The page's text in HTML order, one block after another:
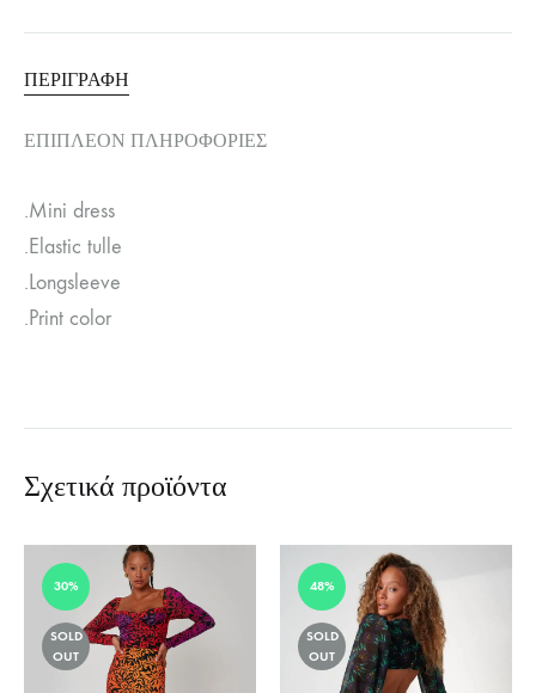
ΠΕΡΙΓΡΑΦΉ
ΕΠΙΠΛΈΟΝ ΠΛΗΡΟΦΟΡΊΕΣ
.Mini dress
.Elastic tulle
.Longsleeve
.Print color
Σχετικά προϊόντα
30%
SOLD
OUT
48%
SOLD
OUT